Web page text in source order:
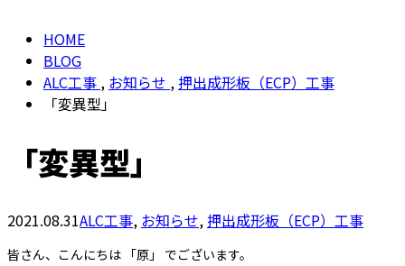
HOME
BLOG
ALC工事 , お知らせ ,押出成形板（ECP）工事
「変異型」
「変異型」
2021.08.31ALC工事, お知らせ,押出成形板（ECP）工事
皆さん、こんにちは 「原」 でございます。